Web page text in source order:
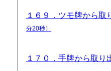
１６９．ツモ牌から
分20秒）
１７０．手牌から取